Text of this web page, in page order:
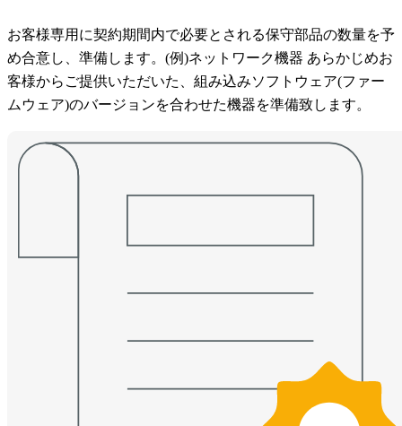
お客様専用に契約期間内で必要とされる保守部品の数量を予
め合意し、準備します。(例)ネットワーク機器 あらかじめお
客様からご提供いただいた、組み込みソフトウェア(ファー
ムウェア)のバージョンを合わせた機器を準備致します。